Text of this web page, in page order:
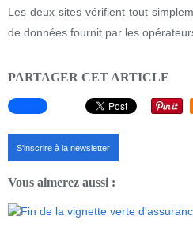
Les deux sites vérifient tout
de données fournit par les
PARTAGER CET ARTICLE
S'inscrire à la newsletter
Vous aimerez aussi :